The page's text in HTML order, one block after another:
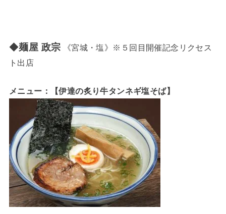
◆麺屋 政宗
《宮城・塩》※５回目開催記念リクセス
ト出店
メニュー：【伊達の炙り牛タンネギ塩そば】